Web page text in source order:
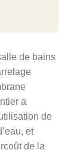
de bains
a
de
et
de la